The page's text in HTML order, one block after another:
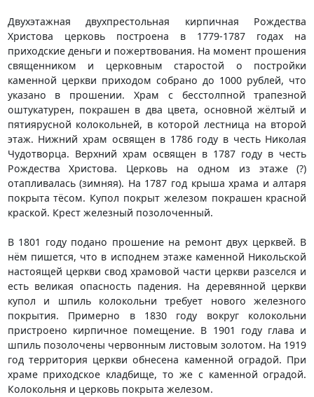
Двухэтажная двухпрестольная кирпичная Рождества
Христова церковь построена в 1779-1787 годах на
приходские деньги и пожертвования. На момент прошения
священником и церковным старостой о постройки
каменной церкви приходом собрано до 1000 рублей, что
указано в прошении. Храм с бесстолпной трапезной
оштукатурен, покрашен в два цвета, основной жёлтый и
пятиярусной колокольней, в которой лестница на второй
этаж. Нижний храм освящен в 1786 году в честь Николая
Чудотворца. Верхний храм освящен в 1787 году в честь
Рождества Христова. Церковь на одном из этаже (?)
отапливалась (зимняя). На 1787 год крыша храма и алтаря
покрыта тёсом. Купол покрыт железом покрашен красной
краской. Крест железный позолоченный.
В 1801 году подано прошение на ремонт двух церквей. В
нём пишется, что в исподнем этаже каменной Никольской
настоящей церкви свод храмовой части церкви разселся и
есть великая опасность падения. На деревянной церкви
купол и шпиль колокольни требует нового железного
покрытия. Примерно в 1830 году вокруг колокольни
пристроено кирпичное помещение. В 1901 году глава и
шпиль позолочены червонным листовым золотом. На 1919
год территория церкви обнесена каменной оградой. При
храме приходское кладбище, то же с каменной оградой.
Колокольня и церковь покрыта железом.